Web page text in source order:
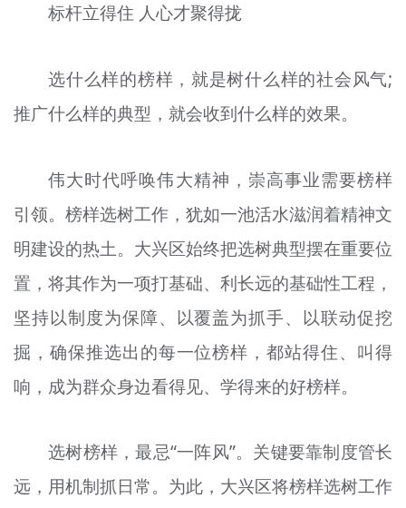
标杆立得住 人心才聚得拢
选什么样的榜样，就是树什么样的社会风气;
推广什么样的典型，就会收到什么样的效果。
伟大时代呼唤伟大精神，崇高事业需要榜样
引领。榜样选树工作，犹如一池活水滋润着精神文
明建设的热土。大兴区始终把选树典型摆在重要位
置，将其作为一项打基础、利长远的基础性工程，
坚持以制度为保障、以覆盖为抓手、以联动促挖
掘，确保推选出的每一位榜样，都站得住、叫得
响，成为群众身边看得见、学得来的好榜样。
选树榜样，最忌“一阵风”。关键要靠制度管长
远，用机制抓日常。为此，大兴区将榜样选树工作